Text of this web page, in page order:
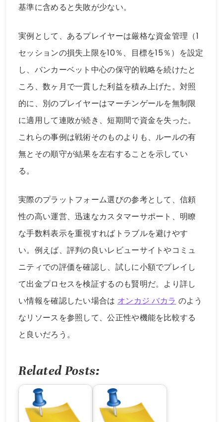
基準に含めると失敗が少ない。
実例として、あるプレイヤーは厳格な資金管理（1
セッションの損失上限を10％、目標を15％）を設定
し、バンカーベット中心の保守的戦略を続けたと
ころ、数ヶ月で一貫した利益を積み上げた。対照
的に、別のプレイヤーはマーチンゲールを無制限
に適用して連敗が続き、短期間で資金を失った。
これらの事例は戦術そのものよりも、ルールの有
無とその順守が結果を左右することを示してい
る。
実際のプラットフォーム選びの参考として、信頼
性の高い運営、迅速なカスタマーサポート、明瞭
な手数料表示を重視すればトラブルを避けやす
い。例えば、評判の良いレビューサイトやコミュ
ニティでの評価を確認し、試しに小額でプレイし
て出金プロセスを検証するのも賢明だ。より詳し
い情報を確認したい場合は オンカジ バカラ のよう
なリソースを参照して、公正性や機能を比較する
と良いだろう。
Related Posts: